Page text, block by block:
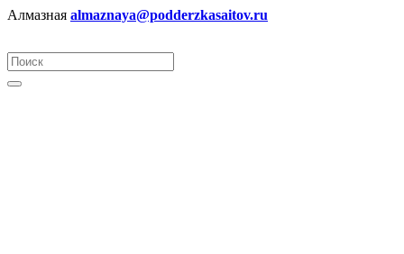
Алмазная almaznaya@podderzkasaitov.ru